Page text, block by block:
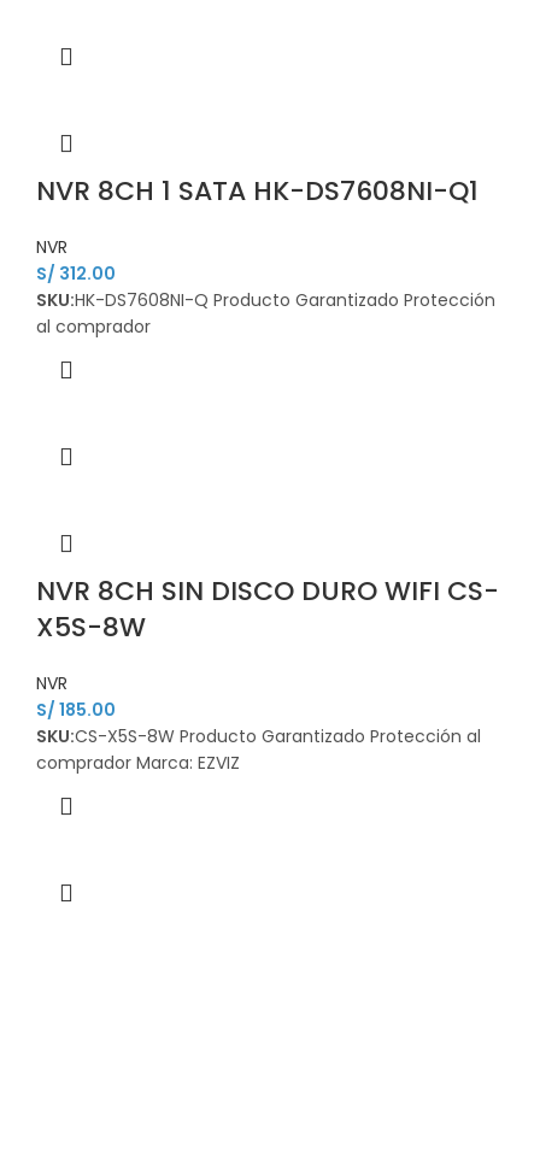
NVR 8CH 1 SATA HK-DS7608NI-Q1
NVR
S/ 312.00
SKU:HK-DS7608NI-Q Producto Garantizado Protección
al comprador
NVR 8CH SIN DISCO DURO WIFI CS-
X5S-8W
NVR
S/ 185.00
SKU:CS-X5S-8W Producto Garantizado Protección al
comprador Marca: EZVIZ